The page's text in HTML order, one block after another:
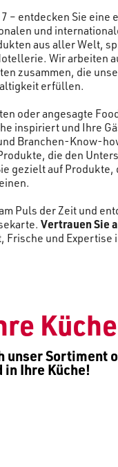
– entdecken Sie eine
und
aus aller Welt,
Wir arbeiten
zusammen, die
erfüllen.
oder angesagte
inspiriert und Ihre
Branchen-Know-
die den
gezielt auf
Puls der Zeit und
Vertrauen Sie
Frische und
unser Sortiment
Ihre Küche!